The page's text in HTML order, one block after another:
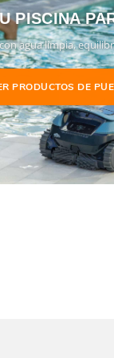
también la
PISCINA
agua limpia,
PRODUCTOS DE